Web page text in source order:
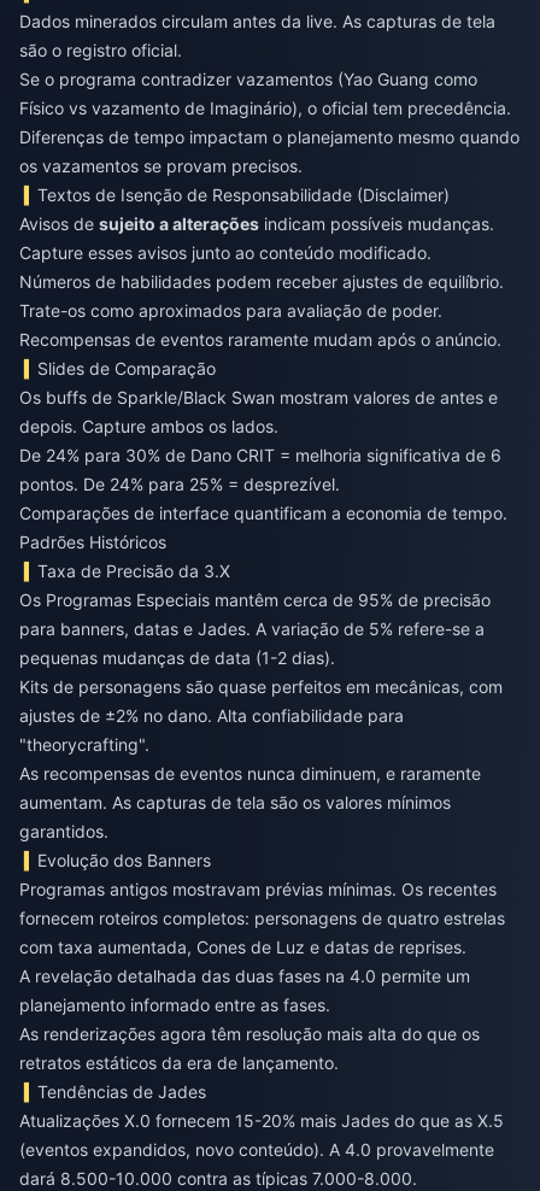
Dados minerados circulam antes da live. As capturas de tela
são o registro oficial.
Se o programa contradizer vazamentos (Yao Guang como
Físico vs vazamento de Imaginário), o oficial tem precedência.
Diferenças de tempo impactam o planejamento mesmo quando
os vazamentos se provam precisos.
Textos de Isenção de Responsabilidade (Disclaimer)
Avisos de sujeito a alterações indicam possíveis mudanças.
Capture esses avisos junto ao conteúdo modificado.
Números de habilidades podem receber ajustes de equilíbrio.
Trate-os como aproximados para avaliação de poder.
Recompensas de eventos raramente mudam após o anúncio.
Slides de Comparação
Os buffs de Sparkle/Black Swan mostram valores de antes e
depois. Capture ambos os lados.
De 24% para 30% de Dano CRIT = melhoria significativa de 6
pontos. De 24% para 25% = desprezível.
Comparações de interface quantificam a economia de tempo.
Padrões Históricos
Taxa de Precisão da 3.X
Os Programas Especiais mantêm cerca de 95% de precisão
para banners, datas e Jades. A variação de 5% refere-se a
pequenas mudanças de data (1-2 dias).
Kits de personagens são quase perfeitos em mecânicas, com
ajustes de ±2% no dano. Alta confiabilidade para
"theorycrafting".
As recompensas de eventos nunca diminuem, e raramente
aumentam. As capturas de tela são os valores mínimos
garantidos.
Evolução dos Banners
Programas antigos mostravam prévias mínimas. Os recentes
fornecem roteiros completos: personagens de quatro estrelas
com taxa aumentada, Cones de Luz e datas de reprises.
A revelação detalhada das duas fases na 4.0 permite um
planejamento informado entre as fases.
As renderizações agora têm resolução mais alta do que os
retratos estáticos da era de lançamento.
Tendências de Jades
Atualizações X.0 fornecem 15-20% mais Jades do que as X.5
(eventos expandidos, novo conteúdo). A 4.0 provavelmente
dará 8.500-10.000 contra as típicas 7.000-8.000.